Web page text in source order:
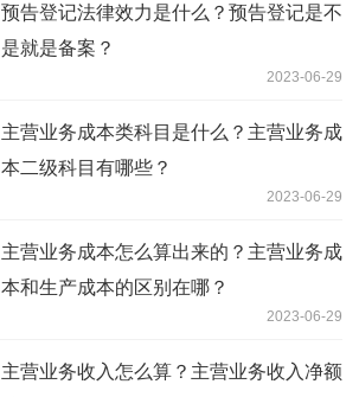
预告登记法律效力是什么？预告登记是不
是就是备案？
2023-06-29
主营业务成本类科目是什么？主营业务成
本二级科目有哪些？
2023-06-29
主营业务成本怎么算出来的？主营业务成
本和生产成本的区别在哪？
2023-06-29
主营业务收入怎么算？主营业务收入净额